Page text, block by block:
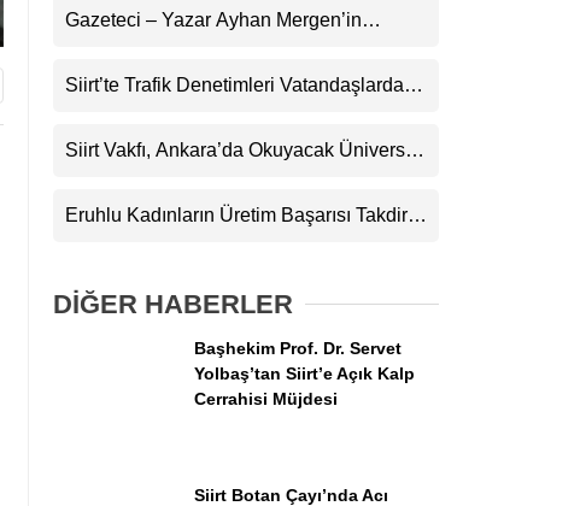
Teknoloji
WhatsApp İhbar Hattı
Gazeteci – Yazar Ayhan Mergen’in
Trafik Kuralları”
Siirt’te Trafik Denetimleri Vatandaşlardan
Siirt Vakfı, Ankara’da Okuyacak Üniversite
Eruhlu Kadınların Üretim Başarısı Takdir
DİĞER HABERLER
Başhekim Prof. Dr. Servet
Yolbaş’tan Siirt’e Açık Kalp
Cerrahisi Müjdesi
Siirt Botan Çayı’nda Acı